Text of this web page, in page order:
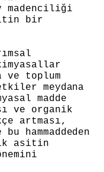
madenciliği
bir
ve toplum
meydana
madde
ve organik
artması,
hammaddeden
asitin